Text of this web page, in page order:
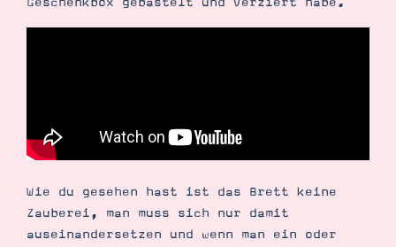
Wie du gesehen hast ist das Brett keine
Zauberei, man muss sich nur damit
auseinandersetzen und wenn man ein oder